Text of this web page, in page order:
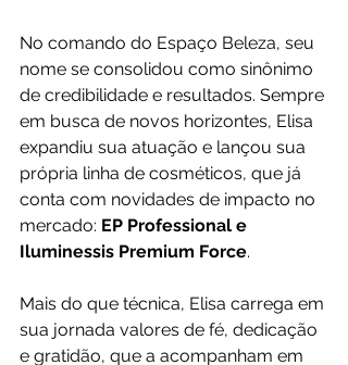
No comando do Espaço Beleza, seu
nome se consolidou como sinônimo
de credibilidade e resultados. Sempre
em busca de novos horizontes, Elisa
expandiu sua atuação e lançou sua
própria linha de cosméticos, que já
conta com novidades de impacto no
mercado: EP Professional e
Iluminessis Premium Force.
Mais do que técnica, Elisa carrega em
sua jornada valores de fé, dedicação
e gratidão, que a acompanham em